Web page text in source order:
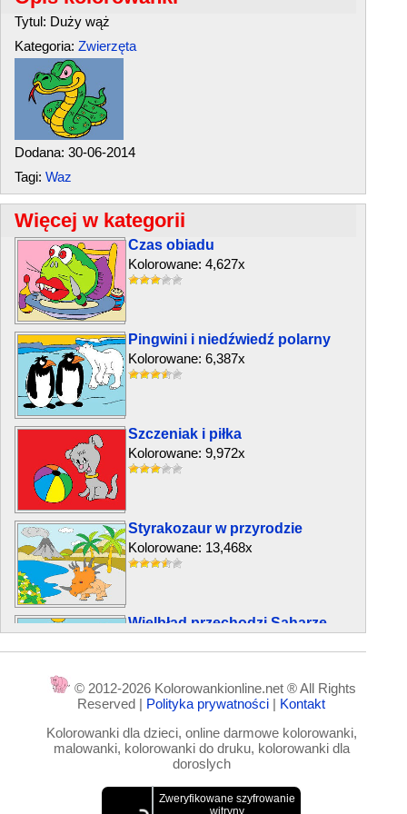
Tytul: Duży wąż
Kategoria: Zwierzęta
Dodana: 30-06-2014
Tagi: Waz
Więcej w kategorii
Czas obiadu
Kolorowane: 4,627x
Pingwini i niedźwiedź polarny
Kolorowane: 6,387x
Szczeniak i piłka
Kolorowane: 9,972x
Styrakozaur w przyrodzie
Kolorowane: 13,468x
Wielbłąd przechodzi Saharze
Kolorowane: 5,002x
© 2012-2026 Kolorowankionline.net ® All Rights
Reserved | Polityka prywatności | Kontakt
Kolorowanki dla dzieci, online darmowe kolorowanki,
malowanki, kolorowanki do druku, kolorowanki dla
doroslych